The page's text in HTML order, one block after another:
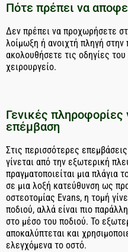
Πότε πρέπει να
Δεν πρέπει να προχωρήσετε
λοίμωξη ή ανοιχτή πληγή
ακολουθήσετε τις οδηγίες
χειρουργείο.
Γενικές πληροφορίες
επέμβαση
Στις περισσότερες
γίνεται από την εξωτερική
πραγματοποιείται μια πλάγια
σε μια λοξή κατεύθυνση ως
οστεοτομίας Evans, η τομή
ποδιού, αλλά είναι πιο
στο μέσο του ποδιού. Το
αποκαλύπτεται και
ελεγχόμενα το οστό.